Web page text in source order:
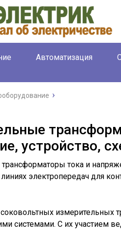
Автоматизация
устройство,
тока и
электропередач для
измерительных
системами. С их участием